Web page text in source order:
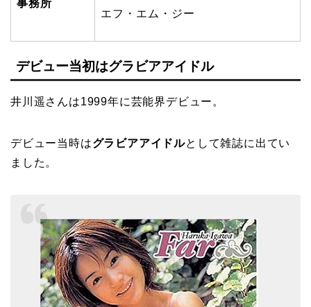
事務所
エフ・エム・ジー
デビュー当初はグラビアアイドル
井川遥さんは1999年に芸能界デビュー。
デビュー当時はグラビアアイドルとして雑誌に出てい
ました。